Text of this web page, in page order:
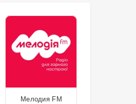
Мелодия FM